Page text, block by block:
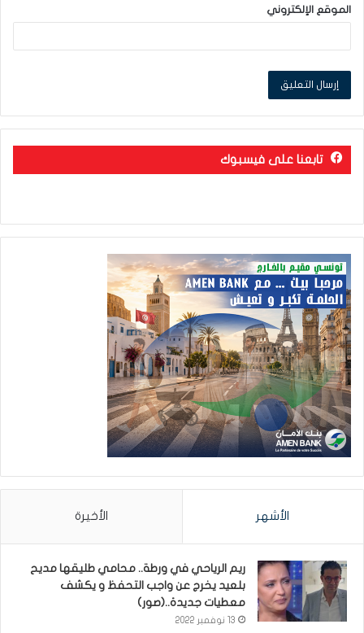
الموقع الإلكتروني
تابعنا على فيسبوك
الأشهر الأخيرة
ريم الرياحي في ورطة.. محامي طليقها مديح
بلعيد يخرج عن واجب التحفظ و يكشف
معطيات جديدة..(صور)
13 نوفمبر 2022